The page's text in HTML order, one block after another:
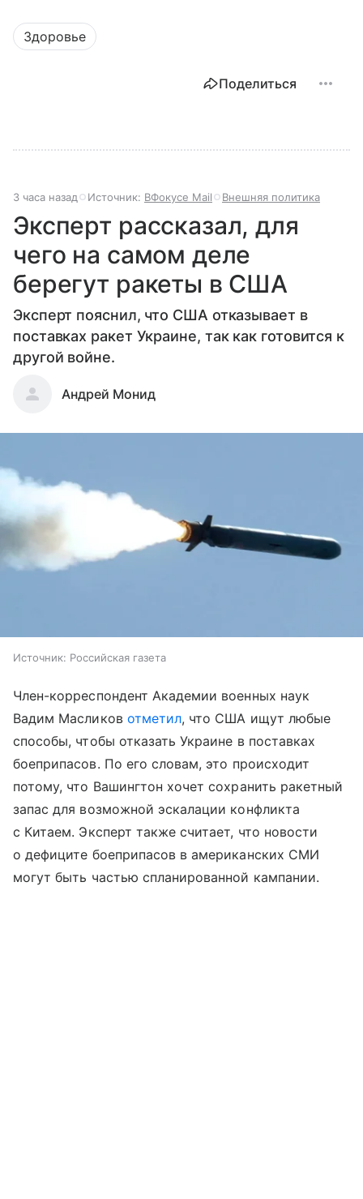
Здоровье
Поделиться
3 часа назад Источник: ВФокусе Mail Внешняя политика
Эксперт рассказал, для
чего на самом деле
берегут ракеты в США
Эксперт пояснил, что США отказывает в
поставках ракет Украине, так как готовится к
другой войне.
Андрей Монид
Источник: Российская газета
Член-корреспондент Академии военных наук
Вадим Масликов отметил, что США ищут любые
способы, чтобы отказать Украине в поставках
боеприпасов. По его словам, это происходит
потому, что Вашингтон хочет сохранить ракетный
запас для возможной эскалации конфликта
с Китаем. Эксперт также считает, что новости
о дефиците боеприпасов в американских СМИ
могут быть частью спланированной кампании.